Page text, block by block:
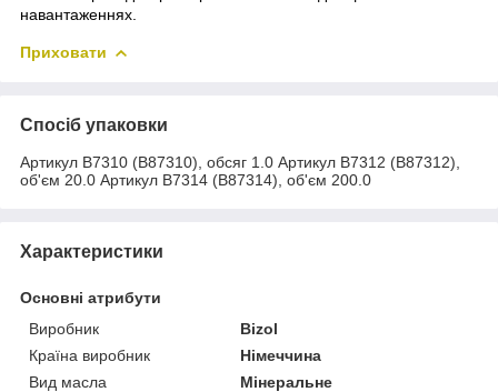
навантаженнях.
Приховати
Спосіб упаковки
Артикул B7310 (B87310), обсяг 1.0 Артикул B7312 (B87312),
об'єм 20.0 Артикул B7314 (B87314), об'єм 200.0
Характеристики
Основні атрибути
Виробник
Bizol
Країна виробник
Німеччина
Вид масла
Мінеральне